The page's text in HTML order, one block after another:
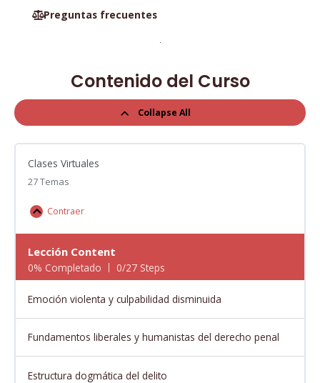
Preguntas frecuentes
Contenido del Curso
Collapse All
Clases Virtuales
27 Temas
Contraer
Lección Content
0% Completado 0/27 Steps
Emoción violenta y culpabilidad disminuida
Fundamentos liberales y humanistas del derecho penal
Estructura dogmática del delito